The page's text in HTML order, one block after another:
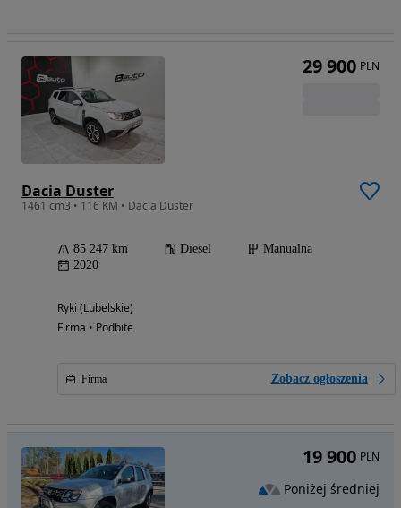
Dacia Duster
1461 cm3 • 116 KM • Dacia Duster
85 247 km Diesel
Manualna
2020
Ryki (Lubelskie)
Firma • Podbite
Firma Zobacz ogłoszenia
29 900 PLN
19 900 PLN
Poniżej średniej